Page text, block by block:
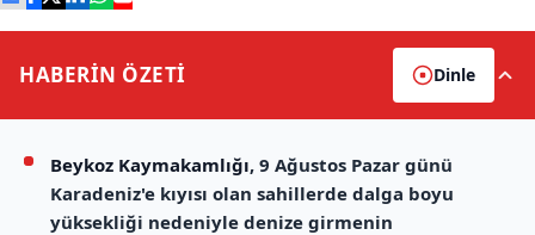
HABERİN ÖZETİ Dinle
Beykoz Kaymakamlığı, 9 Ağustos Pazar günü
Karadeniz'e kıyısı olan sahillerde dalga boyu
yüksekliği nedeniyle denize girmenin